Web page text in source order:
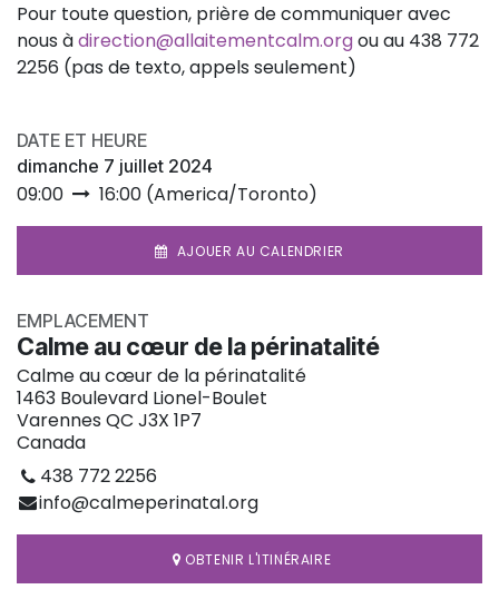
Pour toute question, prière de communiquer avec
nous àdirection@allaitementcalm.orgou au 438 772
2256 (pas de texto, appels seulement)
DATE ET HEURE
dimanche 7 juillet 2024
09:00 16:00 (America/Toronto)
AJOUER AU CALENDRIER
EMPLACEMENT
Calme au cœur de la périnatalité
Calme au cœur de la périnatalité
1463 Boulevard Lionel-Boulet
Varennes QC J3X 1P7
Canada
438 772 2256
info@calmeperinatal.org
OBTENIR L'ITINÉRAIRE